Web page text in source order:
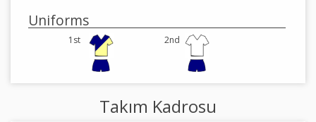
Uniforms
1st 2nd
Takım Kadrosu